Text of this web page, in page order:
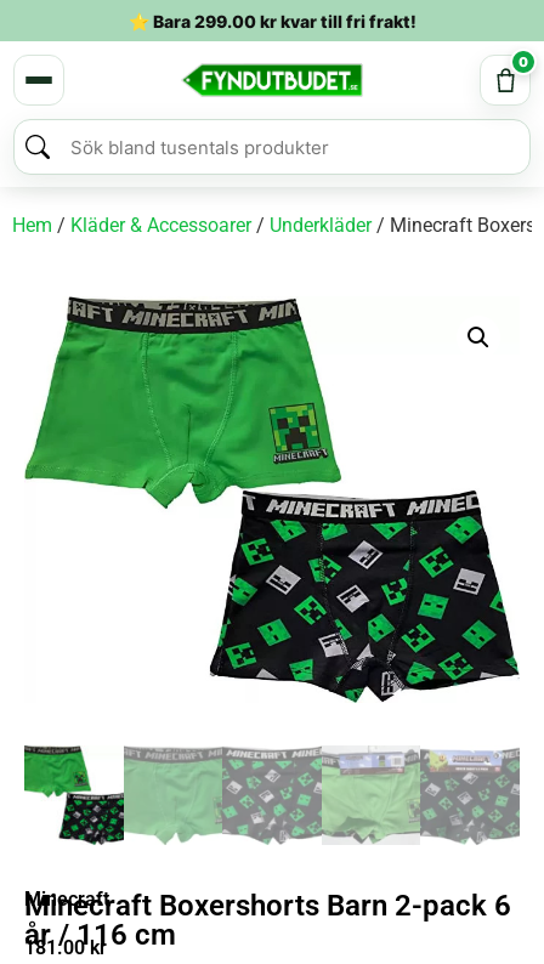
⭐ Bara299.00krkvar till fri frakt!
0
Hem / Kläder & Accessoarer/ Underkläder/ Minecraft
Minecraft
Minecraft Boxershorts Barn 2-pack 6
år / 116 cm
181.00kr